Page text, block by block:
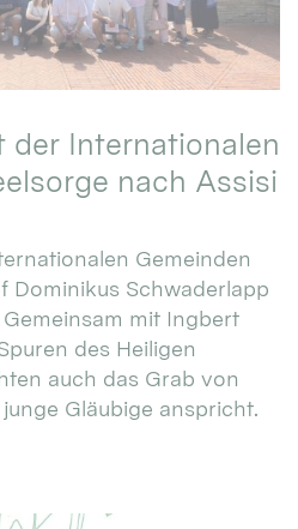
der Internationalen
nach Assisi
Gemeinden
Dominikus Schwaderlapp
mit Ingbert
des Heiligen
auch das Grab von
Gläubige anspricht.